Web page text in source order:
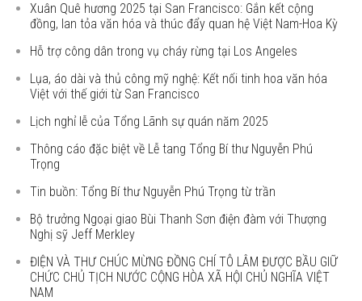
Xuân Quê hương 2025 tại San Francisco: Gắn kết cộng
đồng, lan tỏa văn hóa và thúc đẩy quan hệ Việt Nam-Hoa Kỳ
Hỗ trợ công dân trong vụ cháy rừng tại Los Angeles
Lụa, áo dài và thủ công mỹ nghệ: Kết nối tinh hoa văn hóa
Việt với thế giới từ San Francisco
Lịch nghỉ lễ của Tổng Lãnh sự quán năm 2025
Thông cáo đặc biệt về Lễ tang Tổng Bí thư Nguyễn Phú
Trọng
Tin buồn: Tổng Bí thư Nguyễn Phú Trọng từ trần
Bộ trưởng Ngoại giao Bùi Thanh Sơn điện đàm với Thượng
Nghị sỹ Jeff Merkley
ĐIỆN VÀ THƯ CHÚC MỪNG ĐỒNG CHÍ TÔ LÂM ĐƯỢC BẦU GIỮ
CHỨC CHỦ TỊCH NƯỚC CỘNG HÒA XÃ HỘI CHỦ NGHĨA VIỆT
NAM